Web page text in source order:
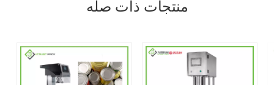
منتجات ذات صله